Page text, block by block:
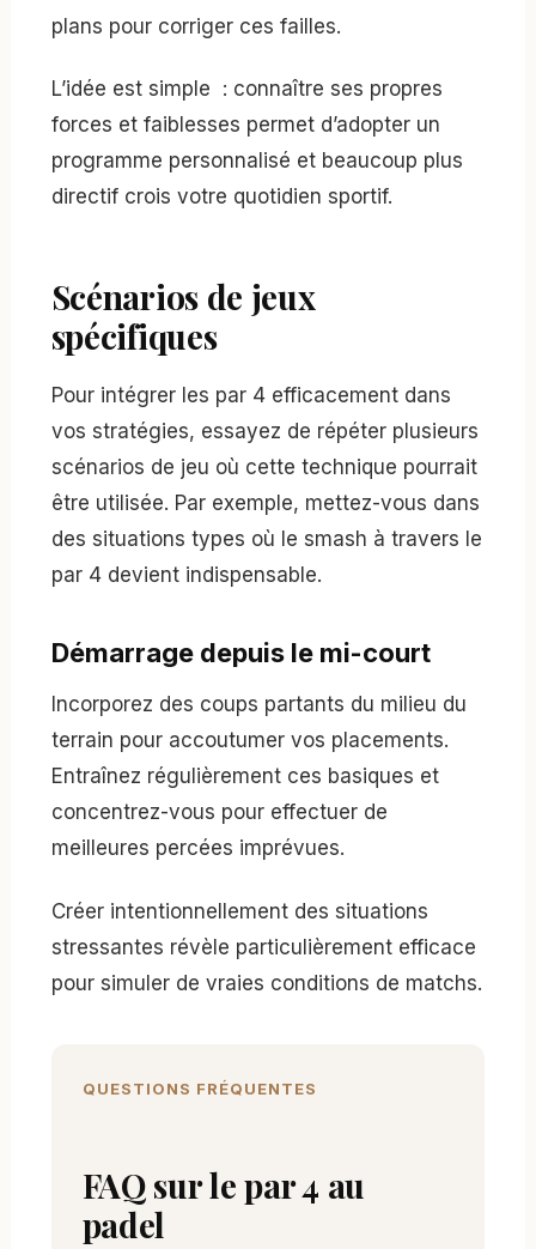
plans pour corriger ces failles.
L’idée est simple : connaître ses propres
forces et faiblesses permet d’adopter un
programme personnalisé et beaucoup plus
directif crois votre quotidien sportif.
Scénarios de jeux
spécifiques
Pour intégrer les par 4 efficacement dans
vos stratégies, essayez de répéter plusieurs
scénarios de jeu où cette technique pourrait
être utilisée. Par exemple, mettez-vous dans
des situations types où le smash à travers le
par 4 devient indispensable.
Démarrage depuis le mi-court
Incorporez des coups partants du milieu du
terrain pour accoutumer vos placements.
Entraînez régulièrement ces basiques et
concentrez-vous pour effectuer de
meilleures percées imprévues.
Créer intentionnellement des situations
stressantes révèle particulièrement efficace
pour simuler de vraies conditions de matchs.
QUESTIONS FRÉQUENTES
FAQ sur le par 4 au
padel